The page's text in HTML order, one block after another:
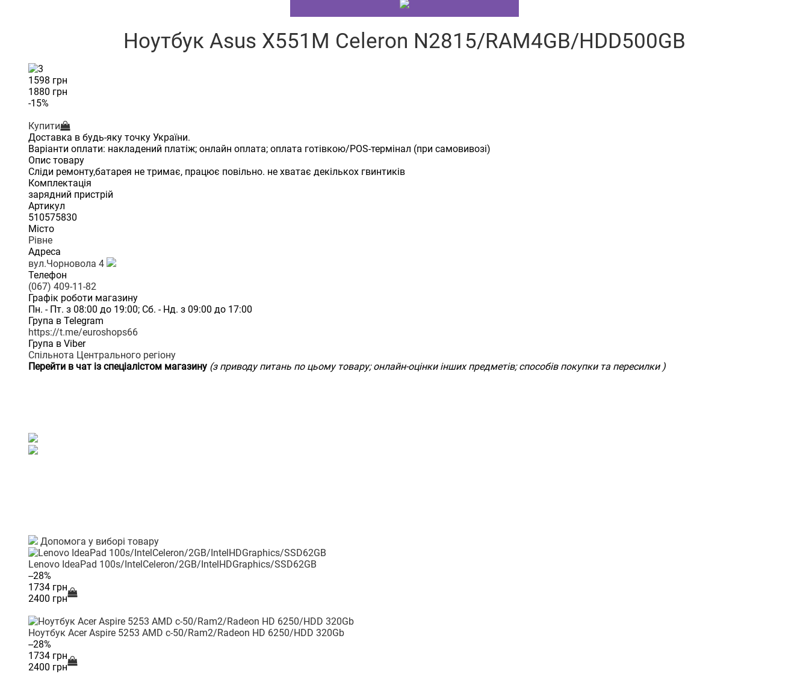
Ноутбук Asus X551M Celeron N2815/RAM4GB/HDD500GB
1598 грн
1880 грн
-15%
Купити
Доставка в будь-яку точку України.
Варіанти оплати: накладений платіж; онлайн оплата; оплата готівкою/POS-термінал (при самовивозі)
Опис товару
Сліди ремонту,батарея не тримає, працює повільно. не хватає декількох гвинтиків
Комплектація
зарядний пристрій
Артикул
510575830
Місто
Рівне
Адреса
вул.Чорновола 4
Телефон
(067) 409-11-82
Графік роботи магазину
Пн. - Пт. з 08:00 до 19:00; Сб. - Нд. з 09:00 до 17:00
Група в Telegram
https://t.me/euroshops66
Група в Viber
Спільнота Центрального регіону
Перейти в чат із спеціалістом магазину (з приводу питань по цьому товару; онлайн-оцінки інших предметів; способів покупки та пересилки )
Допомога у виборі товару
Lenovo IdeaPad 100s/IntelCeleron/2GB/IntelHDGraphics/SSD62GB
--28%
1734 грн
2400 грн
Ноутбук Acer Aspire 5253 AMD c-50/Ram2/Radeon HD 6250/HDD 320Gb
--28%
1734 грн
2400 грн